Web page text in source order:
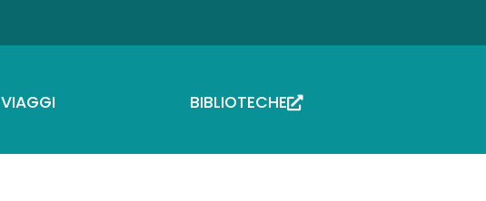
VIAGGI BIBLIOTECHE